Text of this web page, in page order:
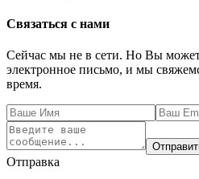
Связаться с нами
Сейчас мы не в сети. Но Вы
электронное письмо, и мы
время.
Отправка